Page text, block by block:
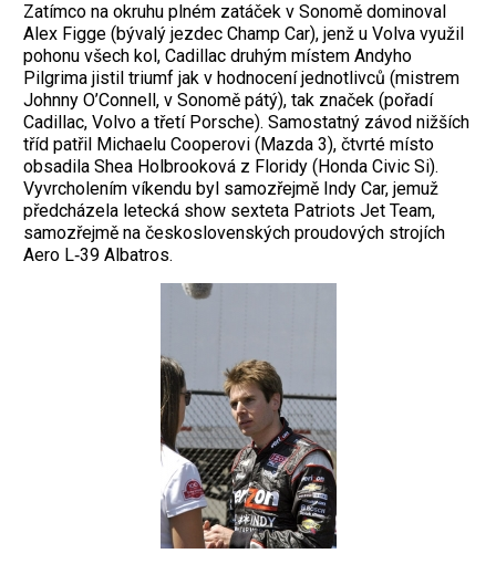
Zatímco na okruhu plném zatáček v Sonomě ­dominoval
Alex Figge (bývalý jezdec Champ Car), jenž u Volva využil
pohonu všech kol, Cadillac druhým místem Andyho
Pilgrima jistil triumf jak v hodnocení jednotlivců (mistrem
Johnny O’Connell, v Sonomě pátý), tak značek (pořadí
Cadillac, Volvo a třetí Porsche). Samostatný závod nižších
tříd patřil Michaelu Cooperovi (Mazda 3), čtvrté místo
obsadila Shea Holbrooková z Floridy (Honda Civic Si).
Vyvrcholením víkendu byl samozřejmě Indy Car, jemuž
předcházela letecká show sexteta Patriots Jet Team,
samozřejmě na československých proudových strojích
Aero L‑39 Albatros.